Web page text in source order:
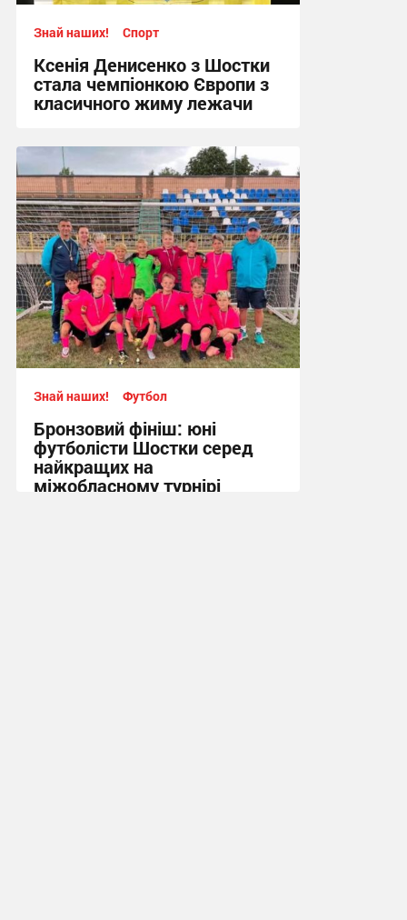
Знай наших! Спорт
Ксенія Денисенко з Шостки
стала чемпіонкою Європи з
класичного жиму лежачи
17:09, 4.08.2026
Знай наших! Футбол
Бронзовий фініш: юні
футболісти Шостки серед
найкращих на
міжобласному турнірі